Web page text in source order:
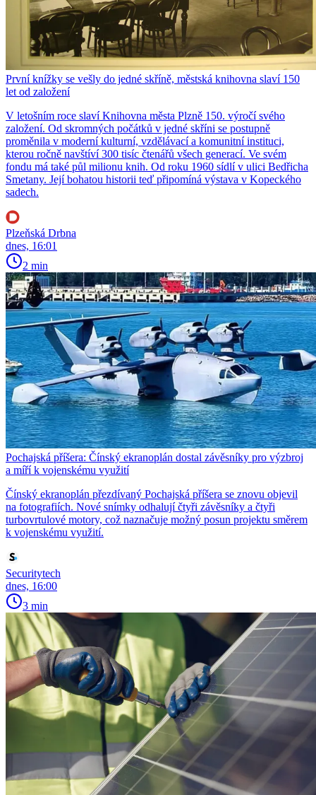
První knížky se vešly do jedné skříně, městská knihovna slaví 150
let od založení
V letošním roce slaví Knihovna města Plzně 150. výročí svého
založení. Od skromných počátků v jedné skříni se postupně
proměnila v moderní kulturní, vzdělávací a komunitní instituci,
kterou ročně navštíví 300 tisíc čtenářů všech generací. Ve svém
fondu má také půl milionu knih. Od roku 1960 sídlí v ulici Bedřicha
Smetany. Její bohatou historii teď připomíná výstava v Kopeckého
sadech.
Plzeňská Drbna
dnes, 16:01
2 min
Pochajská příšera: Čínský ekranoplán dostal závěsníky pro výzbroj
a míří k vojenskému využití
Čínský ekranoplán přezdívaný Pochajská příšera se znovu objevil
na fotografiích. Nové snímky odhalují čtyři závěsníky a čtyři
turbovrtulové motory, což naznačuje možný posun projektu směrem
k vojenskému využití.
Securitytech
dnes, 16:00
3 min